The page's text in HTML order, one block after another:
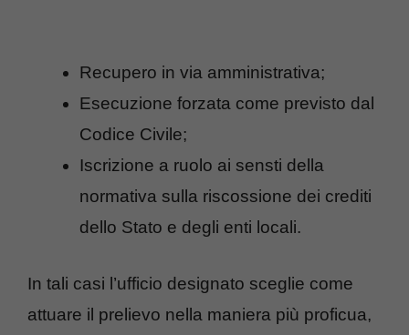
Recupero in via amministrativa;
Esecuzione forzata come previsto dal
Codice Civile;
Iscrizione a ruolo ai sensti della
normativa sulla riscossione dei crediti
dello Stato e degli enti locali.
In tali casi l’ufficio designato sceglie come
attuare il prelievo nella maniera più proficua,